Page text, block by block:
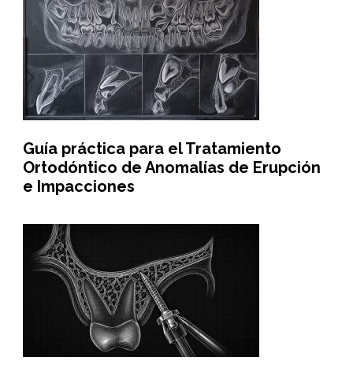
Guía práctica para el Tratamiento
Ortodóntico de Anomalías de Erupción
e Impacciones